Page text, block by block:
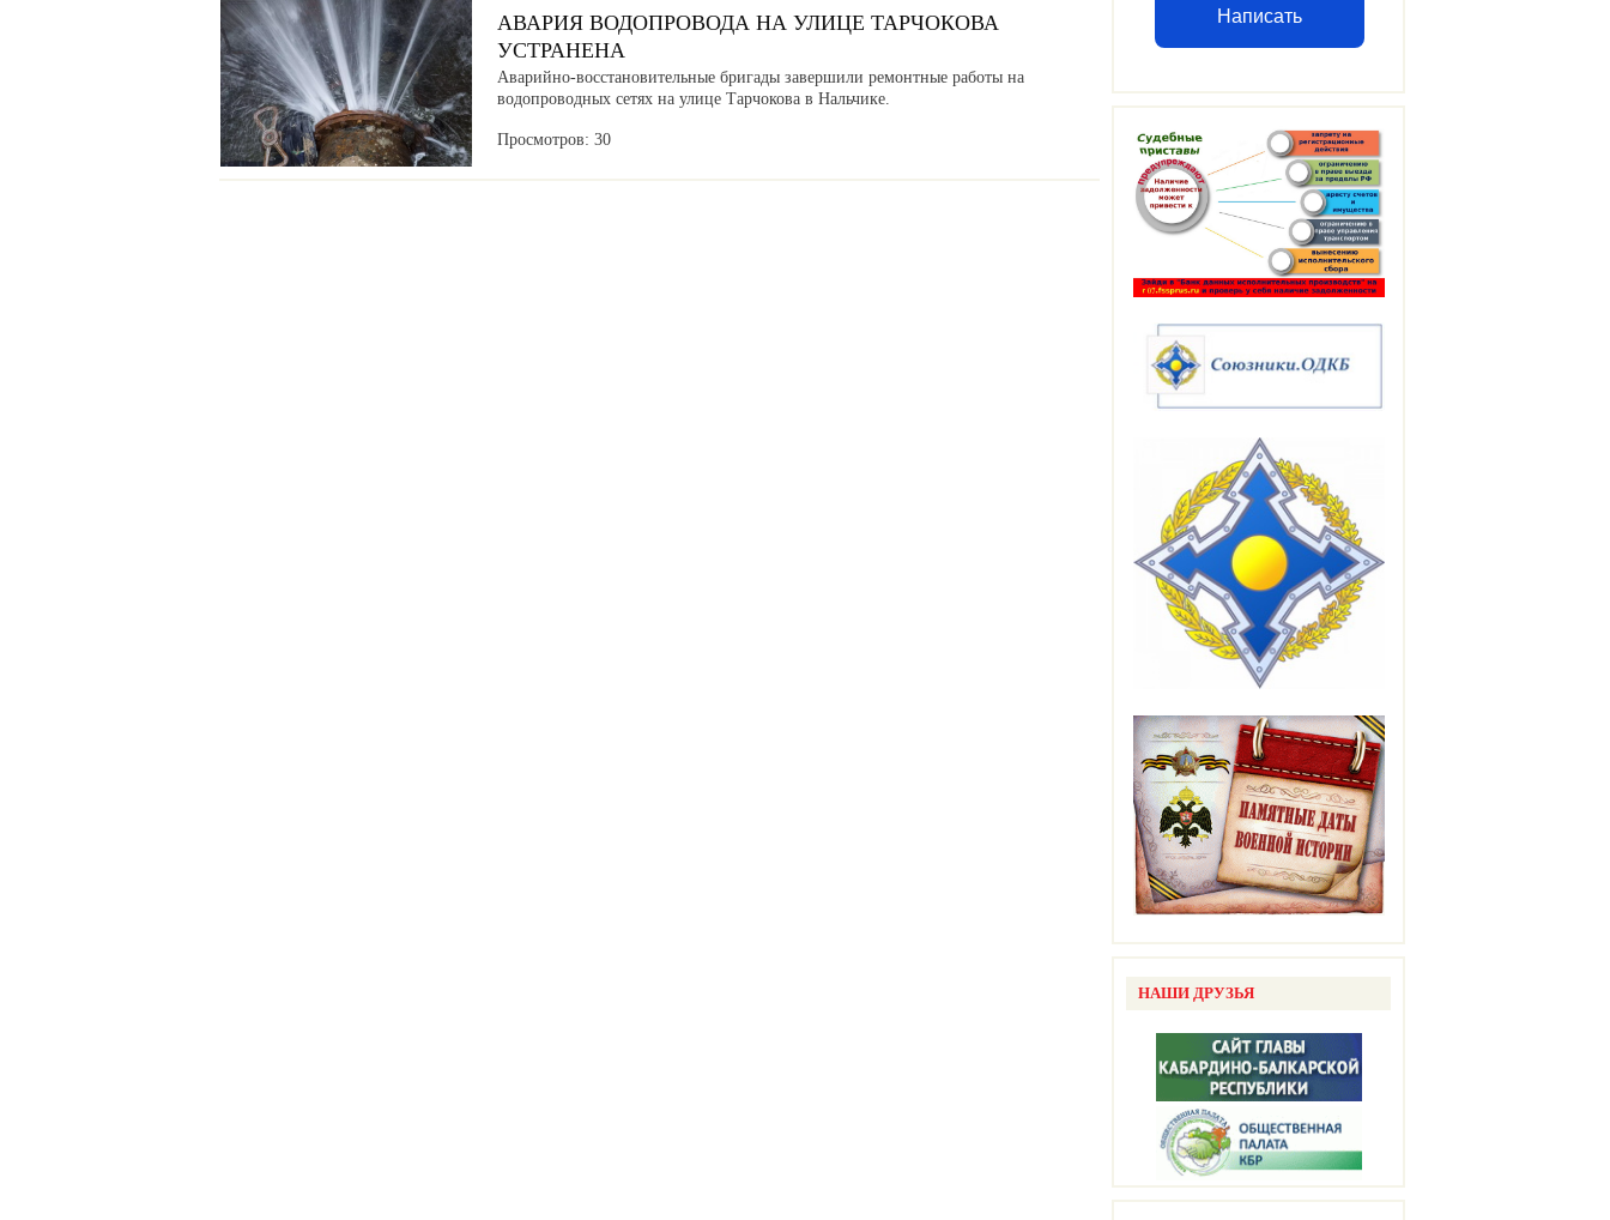
Написать
НАШИ ДРУЗЬЯ
АВАРИЯ ВОДОПРОВОДА НА УЛИЦЕ ТАРЧОКОВА
УСТРАНЕНА
Аварийно-восстановительные бригады завершили ремонтные работы на
водопроводных сетях на улице Тарчокова в Нальчике.
Просмотров: 30